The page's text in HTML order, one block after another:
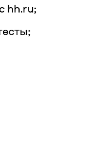
hh.ru;